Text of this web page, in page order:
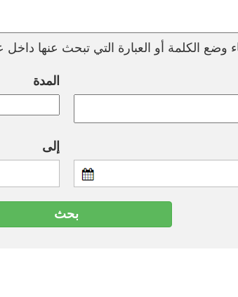
وضع الكلمة أو العبارة التي تبحث عنها
المدة
إلى